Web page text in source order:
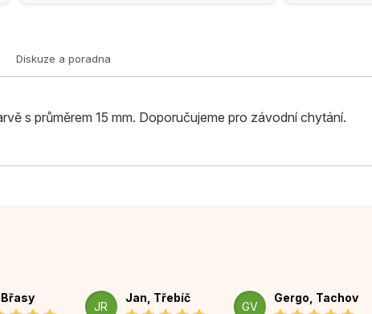
Diskuze a poradna
s průměrem 15 mm. Doporučujeme pro závodní chytání.
JR
Jan, Třebíč
GV
Gergo, Tachov